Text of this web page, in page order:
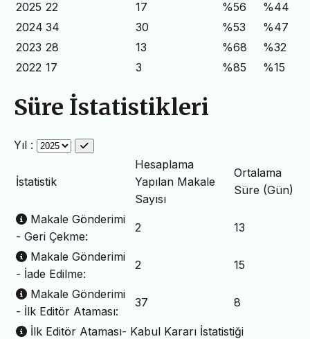
2025 22 17 %56
%44
2024 34 30 %53
%47
2023 28 13 %68
%32
2022 17 3 %85 %15
Süre İstatistikleri
Yıl :
İstatistik
Hesaplama
Yapılan Makale
Sayısı
Ortalama
Süre (Gün)
Makale Gönderimi
- Geri Çekme:
2 13
Makale Gönderimi
- İade Edilme:
2 15
Makale Gönderimi
- İlk Editör Ataması:
37 8
İlk Editör Ataması- Kabul Kararı İstatistiği